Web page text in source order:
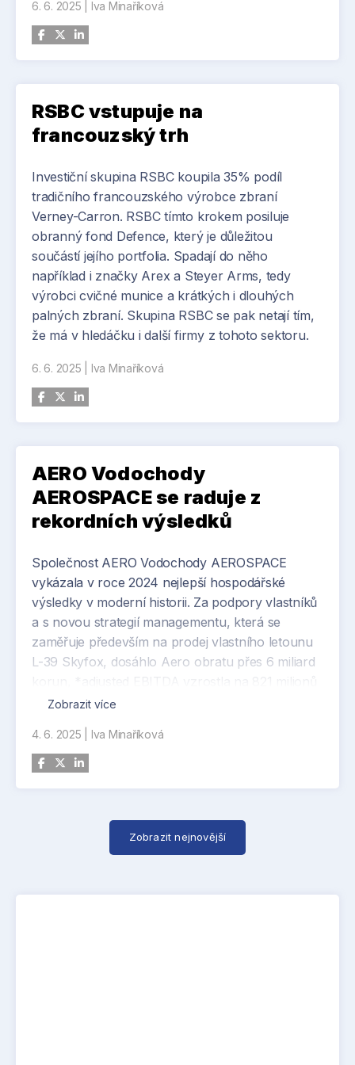
pojišťovna. Partnerem bylo velvyslanectví
Ukrajiny v České republice. Zvon byl vyrobený v
nizozemské slévárně Royal Eijsbouts. Dopravu z
Nizozemí do Česka zajistila firma firma Voerman.
nizozemské delegaci během státní návštěvy
České republiky. Dvoudenní program zahrnoval
vrcholných představitelů předních nizozemských
firem, obchodní fórum a strategická jednání
zaměřená na posílení ekonomických a
diplomatických vztahů mezi Nizozemskem a
Českou republikou.
Foto: Jan Malý
nových léků a výzkumu virů, přes kontrolu
kvality mikročipů, až po vývoj nových materiálů,
Nové centrum Thermo Fisher nabídne
pracovnímu trhu přes 1000 nových míst.
Přibližně třetina pracovních pozic bude
výrobních, o zbytek se podělí inženýři, vědci,
technici a specialisté z různých oborů. Zahájení
provozu je plánováno na léto 2026.
6. 6. 2025 Iva Minaříková
RSBC vstupuje na
francouzský trh
Investiční skupina RSBC koupila 35% podíl
tradičního francouzského výrobce zbraní
Verney-Carron. RSBC tímto krokem posiluje
obranný fond Defence, který je důležitou
součástí jejího portfolia. Spadají do něho
například i značky Arex a Steyer Arms, tedy
výrobci cvičné munice a krátkých i dlouhých
palných zbraní. Skupina RSBC se pak netají tím,
že má v hledáčku i další firmy z tohoto sektoru.
6. 6. 2025 Iva Minaříková
AERO Vodochody
AEROSPACE se raduje z
rekordních výsledků
Společnost AERO Vodochody AEROSPACE
vykázala v roce 2024 nejlepší hospodářské
výsledky v moderní historii. Za podpory vlastníků
a s novou strategií managementu, která se
zaměřuje především na prodej vlastního letounu
L-39 Skyfox, dosáhlo Aero obratu přes 6 miliard
korun a společnost dosáhla čistého zisku 102
ukazatel EBITDA o více než jednu miliardu korun
a plánuje stoupat dál. Rekordní ekonomické
změně vlastníka v roce 2021. Klíčovými pilíři jsou
sériová výroba a prodej nového takticko-
cvičného proudového letounu L-39 Skyfox,
leteckých struktur (Aerostructures) a aktivní
Zobrazit více
4. 6. 2025 Iva Minaříková
Zobrazit nejnovější